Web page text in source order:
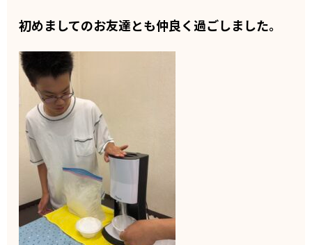
初めましてのお友達とも仲良く過ごしました。